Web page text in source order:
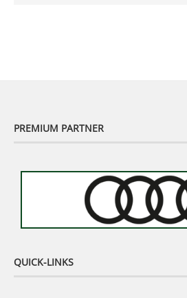
PREMIUM PARTNER
QUICK-LINKS